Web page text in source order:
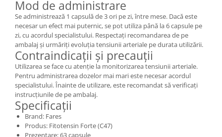
Mod de administrare
Se administrează 1 capsulă de 3 ori pe zi, între mese. Dacă este
necesar un efect mai puternic, se pot utiliza până la 6 capsule pe
zi, cu acordul specialistului. Respectați recomandarea de pe
ambalaj și urmăriți evoluția tensiunii arteriale pe durata utilizării.
Contraindicații și precauții
Utilizarea se face cu atenție la monitorizarea tensiunii arteriale.
Pentru administrarea dozelor mai mari este necesar acordul
specialistului. Înainte de utilizare, este recomandat să verificați
instrucțiunile de pe ambalaj.
Specificații
Brand: Fares
Produs: Fitotensin Forte (C47)
Prezentare: 63 capsule